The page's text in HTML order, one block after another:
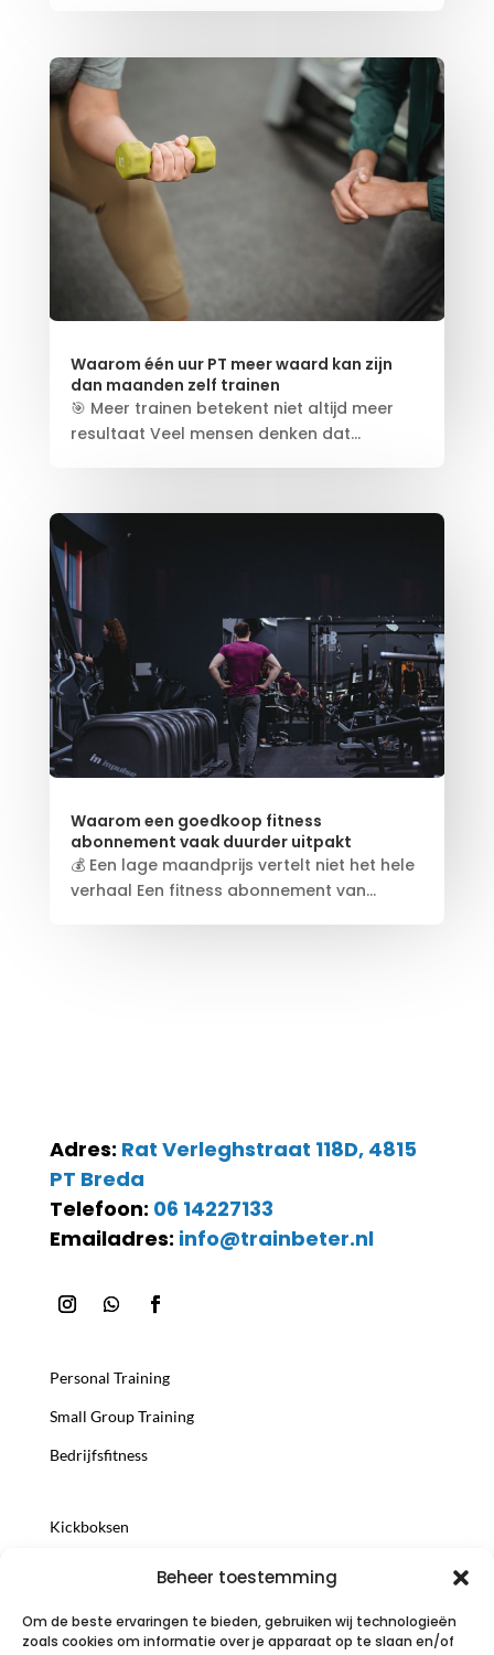
Beheer toestemming
Om de beste ervaringen te bieden, gebruiken wij technologieën
zoals cookies om informatie over je apparaat op te slaan en/of
Waarom één uur PT meer waard kan zijn
dan maanden zelf trainen
🎯 Meer trainen betekent niet altijd meer
resultaat Veel mensen denken dat...
Waarom een goedkoop fitness
abonnement vaak duurder uitpakt
💰 Een lage maandprijs vertelt niet het hele
verhaal Een fitness abonnement van...
Adres: Rat Verleghstraat 118D, 4815
PT Breda
Telefoon: 06 14227133
Emailadres: info@trainbeter.nl
Personal Training
Small Group Training
Bedrijfsfitness
Kickboksen